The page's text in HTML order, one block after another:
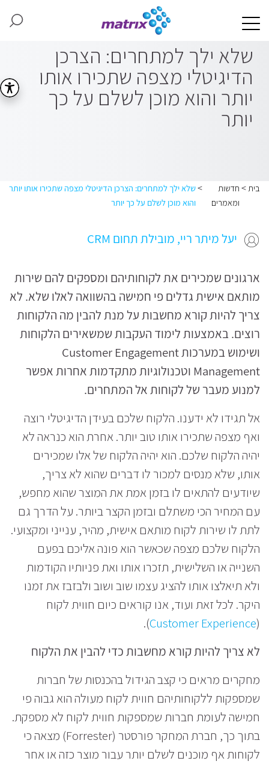
שלא ילך למתחרים: הצרכן
הדיגיטלי מצפה שתכירו אותו
יותר והוא מוכן לשלם על כך
יותר
בית> חדשות
ומאמרים
>שלא ילך למתחרים: הצרכן הדיגיטלי מצפה שתכירו אותו יותר
והוא מוכן לשלם על כך יותר
יעל מיתר ריי, מובילת תחום CRM
ארגונים שמכירים את לקוחותיהם ומספקים להם שירות
מותאם אישית גדלים פי חמישה בהשוואה לאלו שלא. לא
צריך להיות קורא מחשבות על מנת להבין מה הלקוחות
רוצים. באמצעות לימוד העקבות שמשאירים הלקוחות
ושימוש במערכות Customer Engagement
Management וטכנולוגיות מתקדמות אחרות אפשר
למנוע מעבר של לקוחות אל המתחרים.
אל תגידו לא ידענו. הלקוח שלכם בעידן הדיגיטלי רוצה
ואף מצפה שתכירו אותו טוב יותר. אחרת הוא כנראה לא
יהיה הלקוח שלכם. הוא יהיה הלקוח של אלו שמכירים
אותו, שלא מנסים למכור לו דברים שהוא לא צריך,
שיודעים להתאים לו בזמן אמת את המוצר שהוא מחפש,
עם המחיר הכי משתלם ובזמן הקצר ביותר. על הדרך גם
לתת לו שירות לקוח מותאם אישית, מהיר, ענייני ומקצועי.
הלקוח שלכם מצפה שכאשר הוא פונה אליכם בפעם
השנייה או השלישית, תזכרו אותו ואת פניותיו הקודמות
ולא תיאלצו אותו להציג עצמו שוב ושוב ולבזבז את זמנו
היקר. לכל זאת ועוד, אנו קוראים כיום חווית לקוח
(
Customer Experience
).
לא צריך להיות קורא מחשבות כדי להבין את הלקוח
מחקרים מראים כי קצב הגידול בהכנסות של חברות
שמספקות ללקוחותיהם חווית לקוח מעולה הוא גבוה פי
חמישה לעומת חברות שמספקות חווית לקוח לא מספקת.
בתוך כך, חברת המחקר פורסטר (Forrester) מצאה כי
לקוחות אף מוכנים לשלם יותר עבור מוצר כזה או אחר